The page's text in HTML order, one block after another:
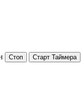
Стоп Старт Таймера